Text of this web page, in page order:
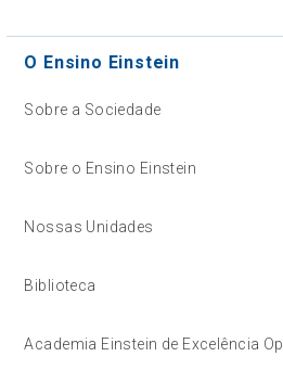
O Ensino Einstein
Sobre a Sociedade
Sobre o Ensino Einstein
Nossas Unidades
Biblioteca
Academia Einstein de Excelência